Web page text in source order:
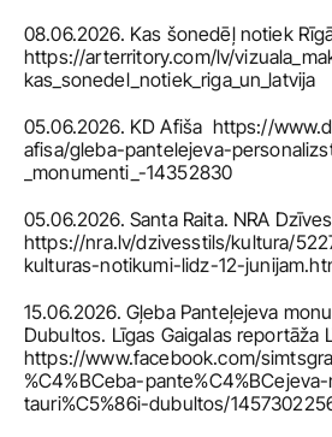
08.06.2026. Kas šonedēļ notiek
https://arterritory.com/lv/
kas_sonedel_notiek_riga_un_latvija
05.06.2026. KD Afiša  https://
afisa/gleba-pantelejeva-
_monumenti_-14352830
05.06.2026. Santa Raita. NRA
https://nra.lv/dzivesstils/kultura/
kulturas-notikumi-lidz-12-
15.06.2026. Gļeba Panteļejeva
Dubultos. Līgas Gaigalas reportāža
https://www.facebook.com/
%C4%BCeba-
tauri%C5%86i-dubultos/